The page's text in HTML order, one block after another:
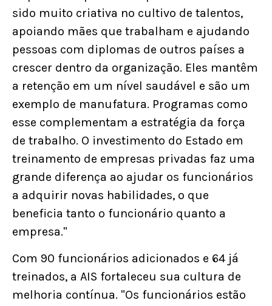
sido muito criativa no cultivo de talentos,
apoiando mães que trabalham e ajudando
pessoas com diplomas de outros países a
crescer dentro da organização. Eles mantêm
a retenção em um nível saudável e são um
exemplo de manufatura. Programas como
esse complementam a estratégia da força
de trabalho. O investimento do Estado em
treinamento de empresas privadas faz uma
grande diferença ao ajudar os funcionários
a adquirir novas habilidades, o que
beneficia tanto o funcionário quanto a
empresa."
Com 90 funcionários adicionados e 64 já
treinados, a AIS fortaleceu sua cultura de
melhoria contínua. "Os funcionários estão